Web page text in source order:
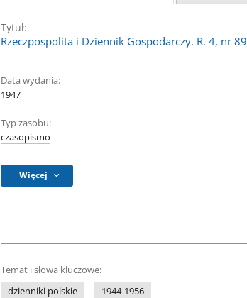
Tytuł:
Rzeczpospolita i Dziennik Gospodarczy. R. 4, nr
Data wydania:
1947
Typ zasobu:
czasopismo
Więcej
Temat i słowa kluczowe:
dzienniki polskie
1944-1956